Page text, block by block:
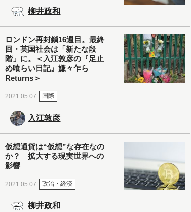
柳井政和
ロンドン再封鎖16週目。最終
回・英国社会は「新たな段
階」に。＜入江敦彦の『足止
め喰らい日記』嫌々乍ら
Returns＞
2021.05.07 国際
入江敦彦
仮想通貨は“仮想”な存在なの
か？ 拡大する現実世界への
影響
2021.05.07 政治・経済
柳井政和